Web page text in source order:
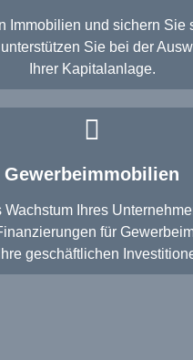
Immobilien und sichern Sie
Sie bei der
Ihrer Kapitalanlage.
Gewerbeimmobilien
Wachstum Ihres
für
geschäftlichen